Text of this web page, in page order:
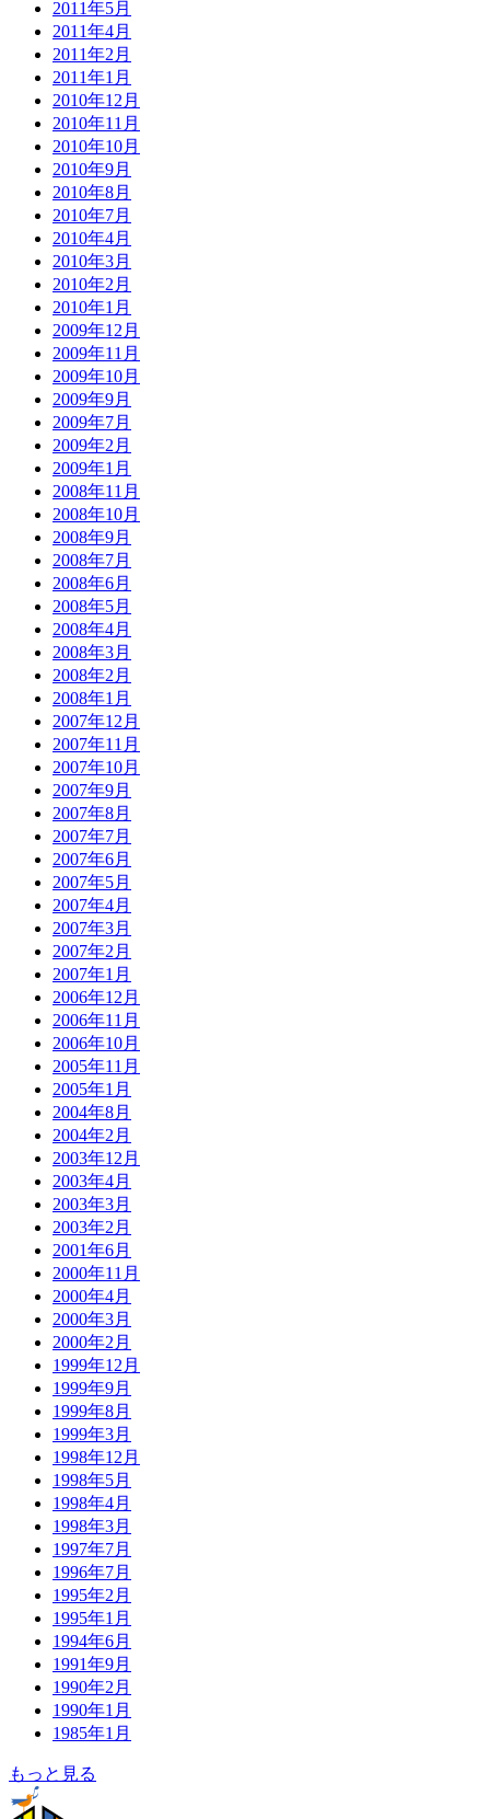
2011年5月
2011年4月
2011年2月
2011年1月
2010年12月
2010年11月
2010年10月
2010年9月
2010年8月
2010年7月
2010年4月
2010年3月
2010年2月
2010年1月
2009年12月
2009年11月
2009年10月
2009年9月
2009年7月
2009年2月
2009年1月
2008年11月
2008年10月
2008年9月
2008年7月
2008年6月
2008年5月
2008年4月
2008年3月
2008年2月
2008年1月
2007年12月
2007年11月
2007年10月
2007年9月
2007年8月
2007年7月
2007年6月
2007年5月
2007年4月
2007年3月
2007年2月
2007年1月
2006年12月
2006年11月
2006年10月
2005年11月
2005年1月
2004年8月
2004年2月
2003年12月
2003年4月
2003年3月
2003年2月
2001年6月
2000年11月
2000年4月
2000年3月
2000年2月
1999年12月
1999年9月
1999年8月
1999年3月
1998年12月
1998年5月
1998年4月
1998年3月
1997年7月
1996年7月
1995年2月
1995年1月
1994年6月
1991年9月
1990年2月
1990年1月
1985年1月
もっと見る